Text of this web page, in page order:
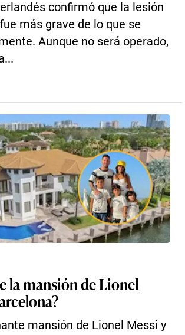
confirmó que la lesión
más grave de lo que se
Aunque no será operado,
la mansión de Lionel
mansión de Lionel Messi y